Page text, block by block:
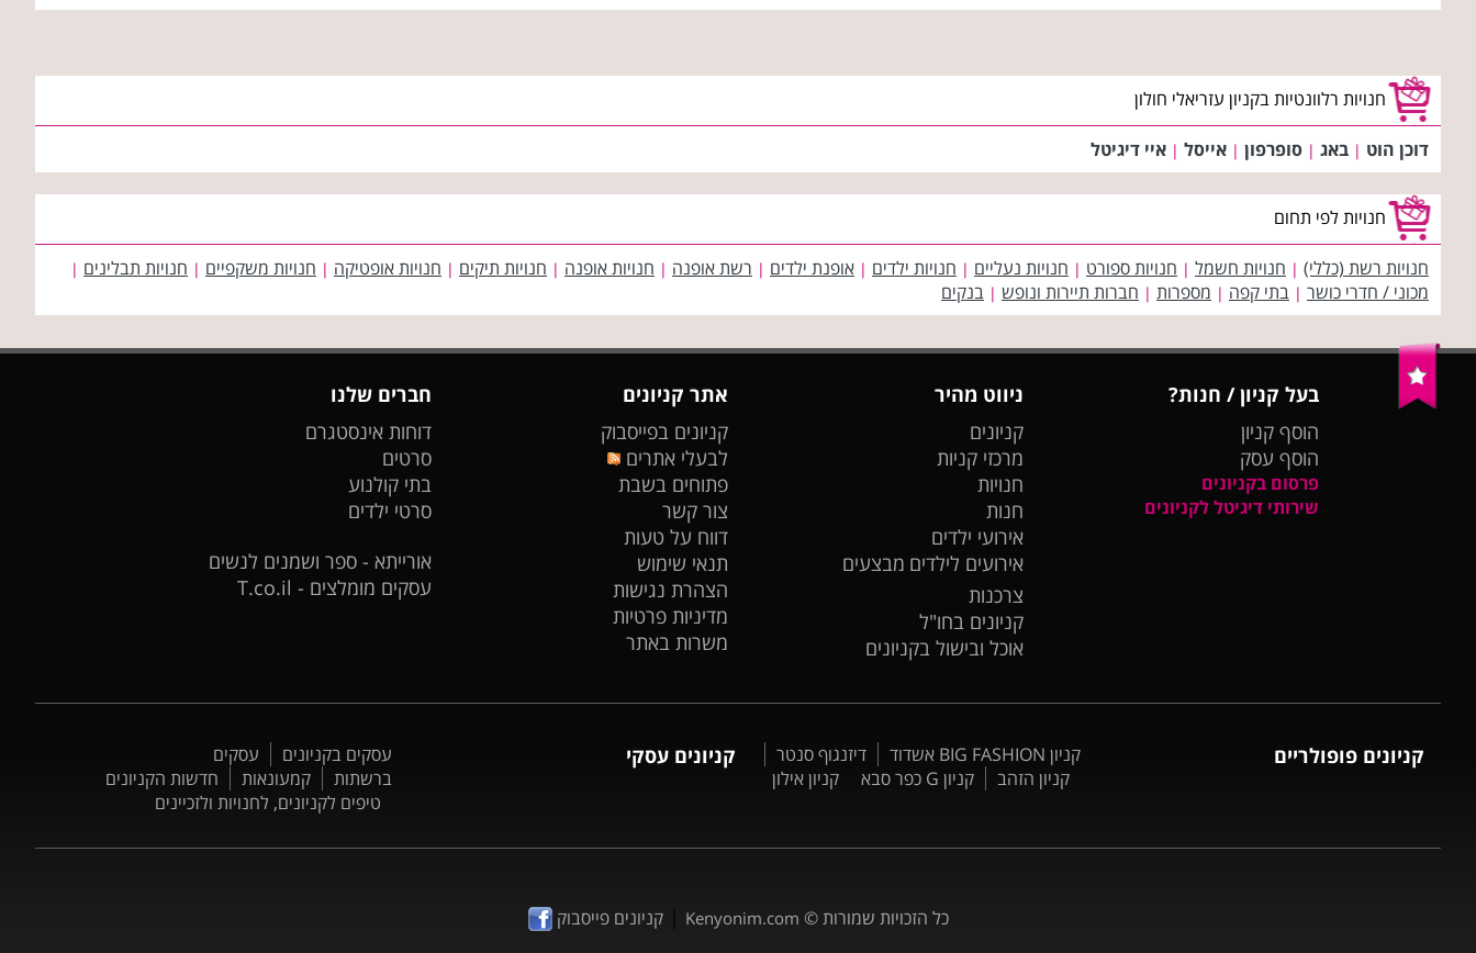
חנויות רלוונטיות בקניון עזריאלי חולון
דוכן הוט | באג | סופרפון | אייסל | איי דיגיטל
חנויות לפי תחום
חנויות רשת (כללי) | חנויות חשמל | חנויות ספורט | חנויות נעליים | חנויות ילדים | אופנת ילדים | רשת אופנה | חנויות אופנה | חנויות תיקים | חנויות אופטיקה | חנויות משקפיים | חנויות תבלינים |
מכוני / חדרי כושר | בתי קפה | מספרות | חברות תיירות ונופש | בנקים
בעל קניון / חנות?
הוסף קניון
הוסף עסק
פרסום בקניונים
שירותי דיגיטל לקניונים
ניווט מהיר
קניונים
מרכזי קניות
חנויות
חנות
אירועי ילדים
אירועים לילדים מבצעים
צרכנות
קניונים בחו"ל
אוכל ובישול בקניונים
אתר קניונים
קניונים בפייסבוק
לבעלי אתרים
פתוחים בשבת
צור קשר
דווח על טעות
תנאי שימוש
הצהרת נגישות
מדיניות פרטיות
משרות באתר
חברים שלנו
דוחות אינסטגרם
סרטים
בתי קולנוע
סרטי ילדים
אורייתא - ספר ושמנים לנשים
עסקים מומלצים - T.co.il
קניונים פופולריים קניון BIG FASHION אשדוד
דיזנגוף סנטר
קניון הזהב
קניון G כפר סבא קניון אילון
קניונים עסקי עסקים בקניונים
עסקים
ברשתות
קמעונאות
חדשות הקניונים
טיפים לקניונים, לחנויות ולזכיינים
כל הזכויות שמורות © Kenyonim.com
|קניונים פייסבוק